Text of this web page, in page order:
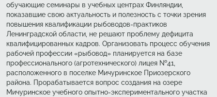
обучающие семинары в учебных центрах Финляндии,
показавшие свою актуальность и полезность с точки зрения
повышения квалификации рыбоводов-практиков
Ленинградской области, не решают проблему дефицита
квалифицированных кадров. Организовать процесс обучения
рабочей профессии «рыбовод» планируется на базе
профессионального (агротехнического) лицея №41,
расположенного в поселке Мичуринское Приозерского
района. Прорабатывается вопрос создания на озере
Мичуринское учебного опытно-экспериментального участка